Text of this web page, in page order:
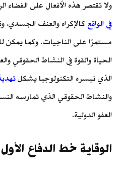
ولا تقتصر هذه الأفعال على الفضاء
في الواقع كالإكراه والعنف الجسدي،
مستمرًا على الناجيات. وكما يمكن
الحياة والقوة في النشاط الحقوقي
الذي تيسره التكنولوجيا يشكل
والنشاط الحقوقي الذي تمارسه
العفو الدولية.
الوقاية خط الدفاع الأول